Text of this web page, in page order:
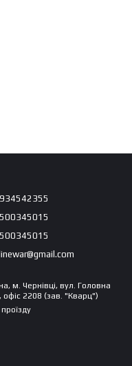
м. Чернівці, вул. Головна
офіс 2208 (зав. "Кварц")